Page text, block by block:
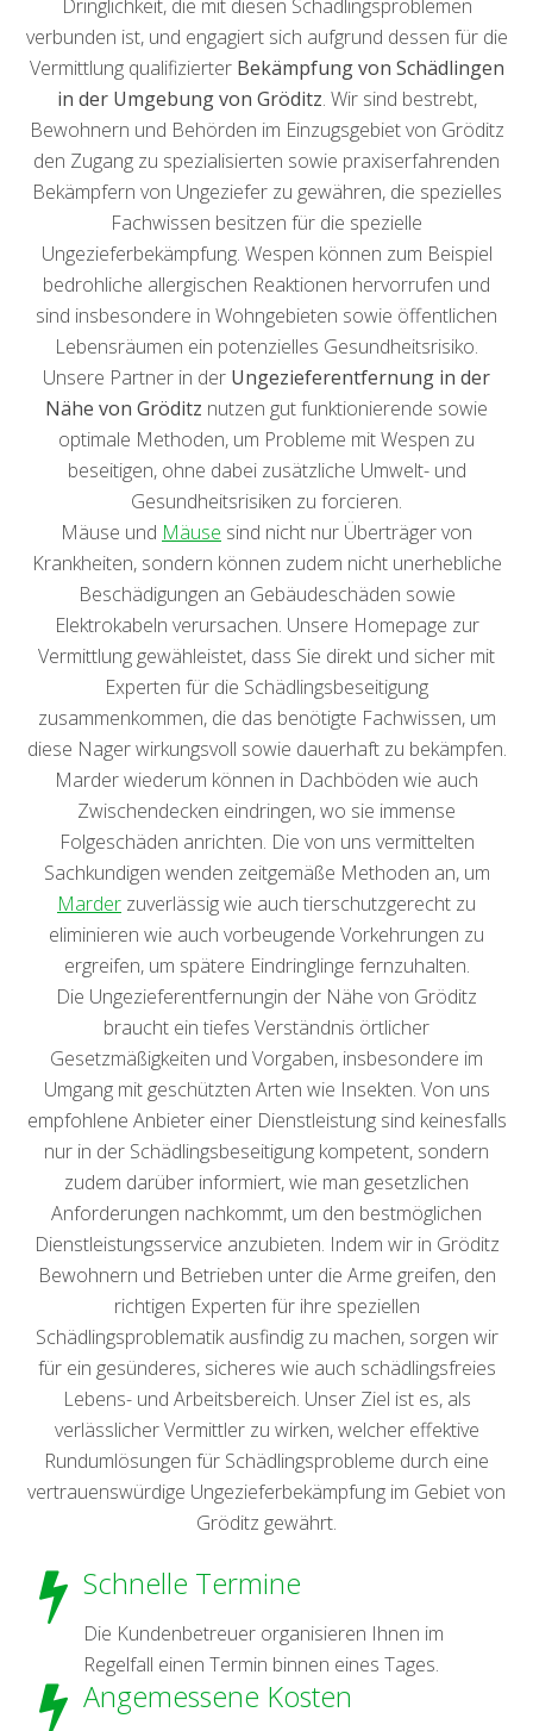
Dringlichkeit, die mit diesen Schädlingsproblemen
verbunden ist, und engagiert sich aufgrund dessen für die
Vermittlung qualifizierter Bekämpfung von Schädlingen
in der Umgebung von Gröditz. Wir sind bestrebt,
Bewohnern und Behörden im Einzugsgebiet von Gröditz
den Zugang zu spezialisierten sowie praxiserfahrenden
Bekämpfern von Ungeziefer zu gewähren, die spezielles
Fachwissen besitzen für die spezielle
Ungezieferbekämpfung. Wespen können zum Beispiel
bedrohliche allergischen Reaktionen hervorrufen und
sind insbesondere in Wohngebieten sowie öffentlichen
Lebensräumen ein potenzielles Gesundheitsrisiko.
Unsere Partner in der Ungezieferentfernung in der
Nähe von Gröditz nutzen gut funktionierende sowie
optimale Methoden, um Probleme mit Wespen zu
beseitigen, ohne dabei zusätzliche Umwelt- und
Gesundheitsrisiken zu forcieren.
Mäuse und Mäuse sind nicht nur Überträger von
Krankheiten, sondern können zudem nicht unerhebliche
Beschädigungen an Gebäudeschäden sowie
Elektrokabeln verursachen. Unsere Homepage zur
Vermittlung gewähleistet, dass Sie direkt und sicher mit
Experten für die Schädlingsbeseitigung
zusammenkommen, die das benötigte Fachwissen, um
diese Nager wirkungsvoll sowie dauerhaft zu bekämpfen.
Marder wiederum können in Dachböden wie auch
Zwischendecken eindringen, wo sie immense
Folgeschäden anrichten. Die von uns vermittelten
Sachkundigen wenden zeitgemäße Methoden an, um
Marder zuverlässig wie auch tierschutzgerecht zu
eliminieren wie auch vorbeugende Vorkehrungen zu
ergreifen, um spätere Eindringlinge fernzuhalten.
Die Ungezieferentfernungin der Nähe von Gröditz
braucht ein tiefes Verständnis örtlicher
Gesetzmäßigkeiten und Vorgaben, insbesondere im
Umgang mit geschützten Arten wie Insekten. Von uns
empfohlene Anbieter einer Dienstleistung sind keinesfalls
nur in der Schädlingsbeseitigung kompetent, sondern
zudem darüber informiert, wie man gesetzlichen
Anforderungen nachkommt, um den bestmöglichen
Dienstleistungsservice anzubieten. Indem wir in Gröditz
Bewohnern und Betrieben unter die Arme greifen, den
richtigen Experten für ihre speziellen
Schädlingsproblematik ausfindig zu machen, sorgen wir
für ein gesünderes, sicheres wie auch schädlingsfreies
Lebens- und Arbeitsbereich. Unser Ziel ist es, als
verlässlicher Vermittler zu wirken, welcher effektive
Rundumlösungen für Schädlingsprobleme durch eine
vertrauenswürdige Ungezieferbekämpfung im Gebiet von
Gröditz gewährt.
Schnelle Termine
Die Kundenbetreuer organisieren Ihnen im
Regelfall einen Termin binnen eines Tages.
Angemessene Kosten